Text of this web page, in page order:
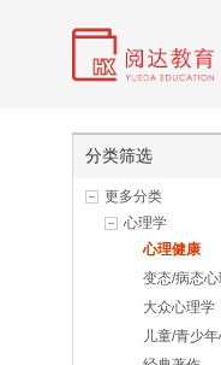
分类筛选
更多分类
心理学
心理健康
变态/病态
大众心理学
儿童/青少